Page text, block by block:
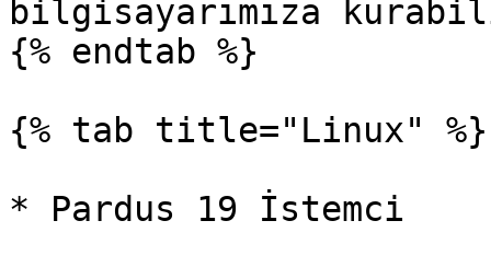
bilgisayarımıza
{% endtab %}
{% tab title="Linux" %}
* Pardus 19 İstemci